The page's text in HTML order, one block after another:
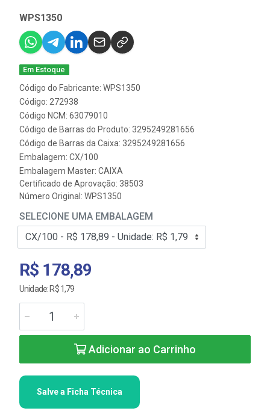
WPS1350
Em Estoque
Código do Fabricante: WPS1350
Código: 272938
Código NCM: 63079010
Código de Barras do Produto: 3295249281656
Código de Barras da Caixa: 3295249281656
Embalagem: CX/100
Embalagem Master: CAIXA
Certificado de Aprovação: 38503
Número Original: WPS1350
SELECIONE UMA EMBALAGEM
R$ 178,89
Unidade: R$ 1,79
Adicionar ao Carrinho
Salve a Ficha Técnica